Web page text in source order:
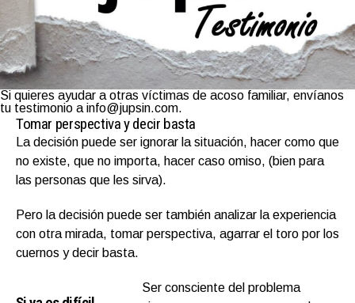
Si quieres ayudar a otras víctimas de acoso familiar, envíanos
tu testimonio a info@jupsin.com.
Tomar perspectiva y decir basta
La decisión puede ser ignorar la situación, hacer como que
no existe, que no importa, hacer caso omiso, (bien para
las personas que les sirva).
Pero la decisión puede ser también analizar la experiencia
con otra mirada, tomar perspectiva, agarrar el toro por los
cuernos y decir basta.
Ser consciente del problema